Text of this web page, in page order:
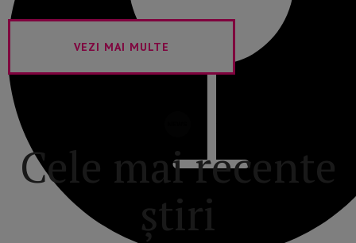
VEZI MAI MULTE
Cele mai recente
știri